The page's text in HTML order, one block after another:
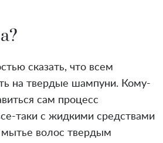
сказать, что всем
на твердые шампуни. Кому-
сам процесс
таки с жидкими средствами
мытье волос твердым